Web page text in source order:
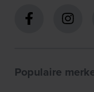
Populaire